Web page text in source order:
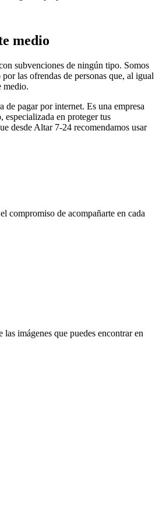
medio
subvenciones de ningún tipo. Somos
las ofrendas de personas que, al igual
medio.
de pagar por internet. Es una empresa
especializada en proteger tus
desde Altar 7-24 recomendamos usar
compromiso de acompañarte en cada
las imágenes que puedes encontrar en